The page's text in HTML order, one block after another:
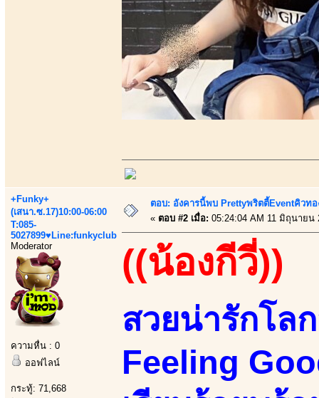
+Funky+
(เสนา.ซ.17)10:00-06:00
T:085-
5027899♥Line:funkyclub
Moderator
ความหื่น : 0
ออฟไลน์
กระทู้: 71,668
ตอบ: อังคารนี้พบ Prettyพริตตี้Eventคิวท
« ตอบ #2 เมื่อ: 05:24:04 AM 11 มิถุนายน
((น้องกีวี่))
สวยน่ารักโล
Feeling